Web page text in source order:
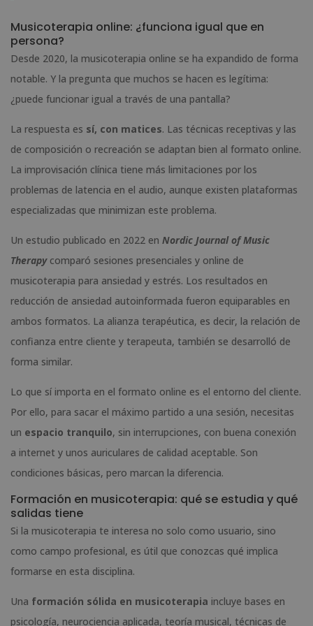
Musicoterapia online: ¿funciona igual que en
persona?
Desde 2020, la musicoterapia online se ha expandido de forma
notable. Y la pregunta que muchos se hacen es legítima:
¿puede funcionar igual a través de una pantalla?
La respuesta es sí, con matices. Las técnicas receptivas y las
de composición o recreación se adaptan bien al formato online.
La improvisación clínica tiene más limitaciones por los
problemas de latencia en el audio, aunque existen plataformas
especializadas que minimizan este problema.
Un estudio publicado en 2022 en Nordic Journal of Music
Therapycomparó sesiones presenciales y online de
musicoterapia para ansiedad y estrés. Los resultados en
reducción de ansiedad autoinformada fueron equiparables en
ambos formatos. La alianza terapéutica, es decir, la relación de
confianza entre cliente y terapeuta, también se desarrolló de
forma similar.
Lo que sí importa en el formato online es el entorno del cliente.
Por ello, para sacar el máximo partido a una sesión, necesitas
un espacio tranquilo, sin interrupciones, con buena conexión
a internet y unos auriculares de calidad aceptable. Son
condiciones básicas, pero marcan la diferencia.
Formación en musicoterapia: qué se estudia y qué
salidas tiene
Si la musicoterapia te interesa no solo como usuario, sino
como campo profesional, es útil que conozcas qué implica
formarse en esta disciplina.
Una formación sólida en musicoterapia incluye bases en
psicología, neurociencia aplicada, teoría musical, técnicas de